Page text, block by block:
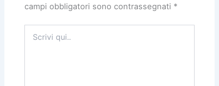
campi obbligatori sono contrassegnati *
qui..